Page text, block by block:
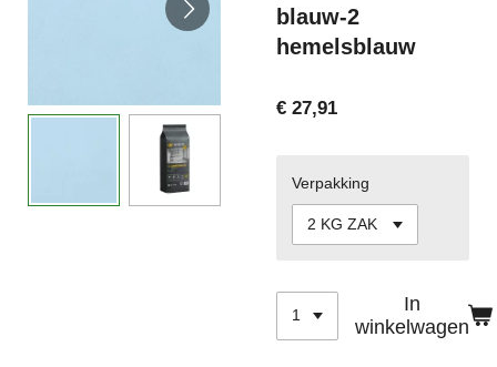
blauw-2
hemelsblauw
€ 27,91
Verpakking
In
winkelwagen